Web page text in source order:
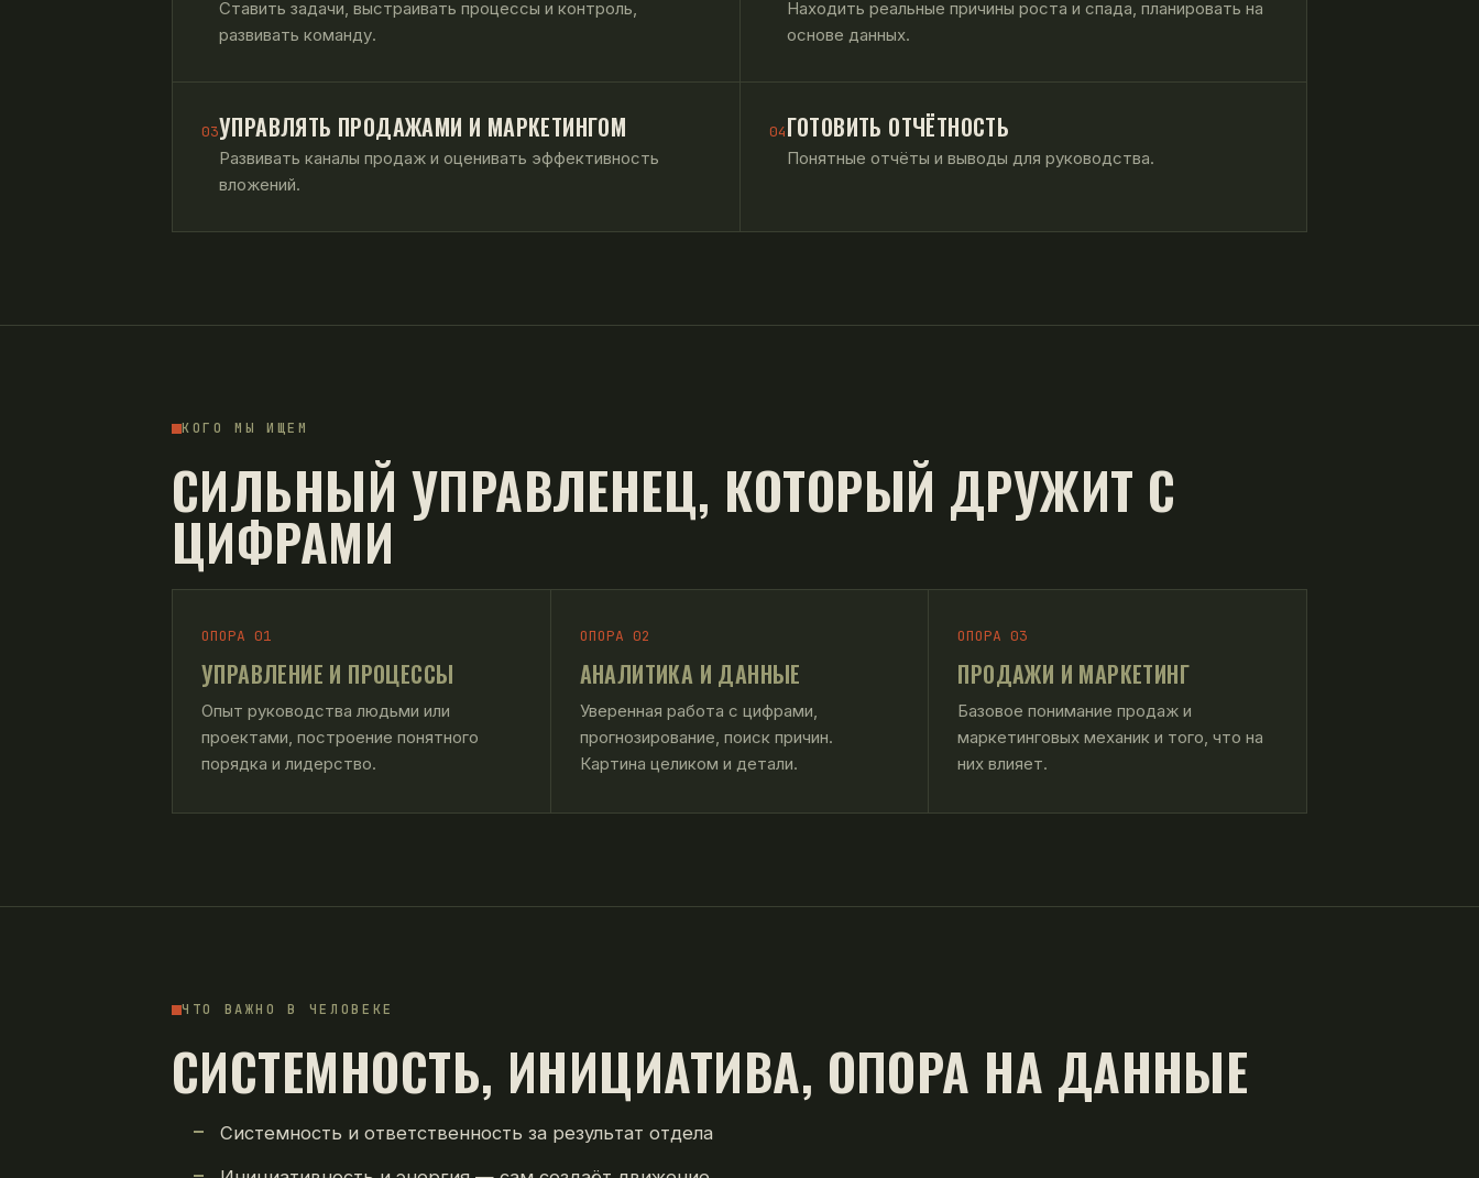
Ставить задачи, выстраивать процессы и контроль,
развивать команду.
Находить реальные причины роста и спада, планировать на
основе данных.
03УПРАВЛЯТЬ ПРОДАЖАМИ И МАРКЕТИНГОМ
Развивать каналы продаж и оценивать эффективность
вложений.
04ГОТОВИТЬ ОТЧЁТНОСТЬ
Понятные отчёты и выводы для руководства.
КОГО МЫ ИЩЕМ
СИЛЬНЫЙ УПРАВЛЕНЕЦ, КОТОРЫЙ ДРУЖИТ С
ЦИФРАМИ
ОПОРА 01
УПРАВЛЕНИЕ И ПРОЦЕССЫ
Опыт руководства людьми или
проектами, построение понятного
порядка и лидерство.
ОПОРА 02
АНАЛИТИКА И ДАННЫЕ
Уверенная работа с цифрами,
прогнозирование, поиск причин.
Картина целиком и детали.
ОПОРА 03
ПРОДАЖИ И МАРКЕТИНГ
Базовое понимание продаж и
маркетинговых механик и того, что на
них влияет.
ЧТО ВАЖНО В ЧЕЛОВЕКЕ
СИСТЕМНОСТЬ, ИНИЦИАТИВА, ОПОРА НА ДАННЫЕ
Системность и ответственность за результат отдела